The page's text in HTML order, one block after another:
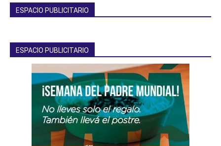
ESPACIO PUBLICITARIO
ESPACIO PUBLICITARIO